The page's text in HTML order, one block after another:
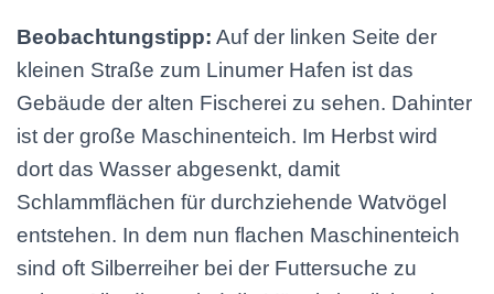
Beobachtungstipp: Auf der linken Seite der
kleinen Straße zum Linumer Hafen ist das
Gebäude der alten Fischerei zu sehen. Dahinter
ist der große Maschinenteich. Im Herbst wird
dort das Wasser abgesenkt, damit
Schlammflächen für durchziehende Watvögel
entstehen. In dem nun flachen Maschinenteich
sind oft Silberreiher bei der Futtersuche zu